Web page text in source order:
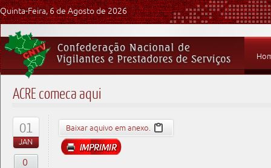
Quinta-Feira, 6 de Agosto de 2026
ACRE comeca aqui
01
JAN
0
Baixar aquivo em anexo.